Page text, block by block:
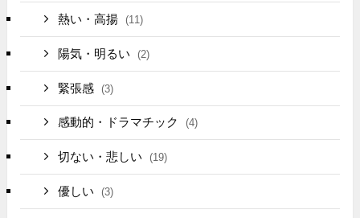
熱い・高揚 (11)
陽気・明るい (2)
緊張感 (3)
感動的・ドラマチック (4)
切ない・悲しい (19)
優しい (3)